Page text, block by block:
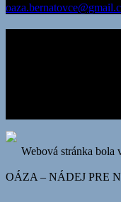
Webová stránka
OÁZA – NÁDEJ PRE